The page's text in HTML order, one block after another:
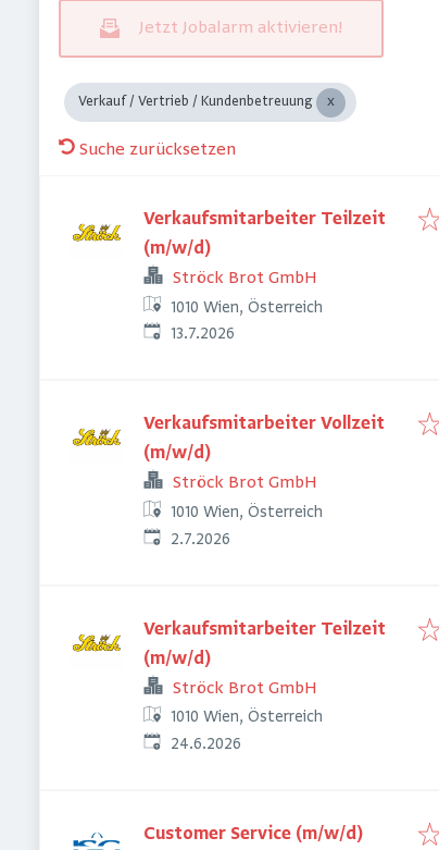
Jetzt Jobalarm aktivieren!
Verkauf / Vertrieb / Kundenbetreuung
Suche zurücksetzen
Verkaufsmitarbeiter Teilzeit
(m/w/d)
Ströck Brot GmbH
1010 Wien, Österreich
Veröffentlicht
13.7.2026
Verkaufsmitarbeiter Vollzeit
(m/w/d)
Ströck Brot GmbH
1010 Wien, Österreich
Veröffentlicht
2.7.2026
Verkaufsmitarbeiter Teilzeit
(m/w/d)
Ströck Brot GmbH
1010 Wien, Österreich
Veröffentlicht
24.6.2026
Customer Service (m/w/d)